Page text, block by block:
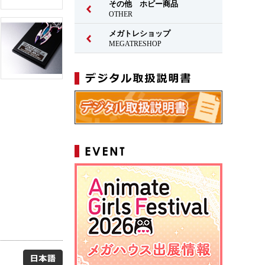
日本語
その他 ホビー商品
OTHER
メガトレショップ
MEGATRESHOP